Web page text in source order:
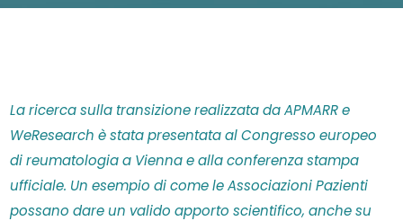
La ricerca sulla transizione realizzata da APMARR e
WeResearch è stata presentata al Congresso europeo
di reumatologia a Vienna e alla conferenza stampa
ufficiale. Un esempio di come le Associazioni Pazienti
possano dare un valido apporto scientifico, anche su